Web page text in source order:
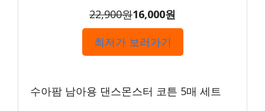
22,900원16,000원
최저가 보러가기
수아팜 남아용 댄스몬스터 코튼 5매 세트